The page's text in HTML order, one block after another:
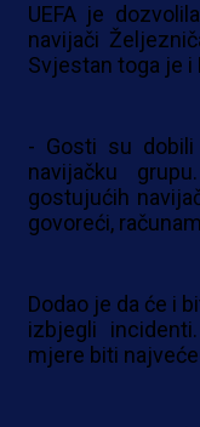
UEFA je
navijači
Svjestan toga je i
- Gosti su dobili
navijačku
gostujućih
govoreći,
Dodao je da će i
izbjegli
mjere biti